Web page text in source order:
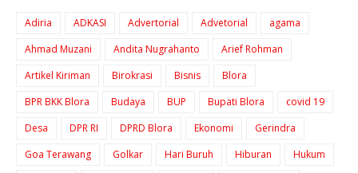
Adiria ADKASI Advertorial Advetorial
agama
Ahmad Muzani
Andita Nugrahanto
Arief Rohman
Artikel Kiriman
Birokrasi Bisnis
Blora
BPR BKK Blora
Budaya BUP Bupati Blora
covid 19
Desa
DPR RI DPRD Blora Ekonomi
Gerindra
Goa Terawang
Golkar Hari Buruh Hiburan
Hukum